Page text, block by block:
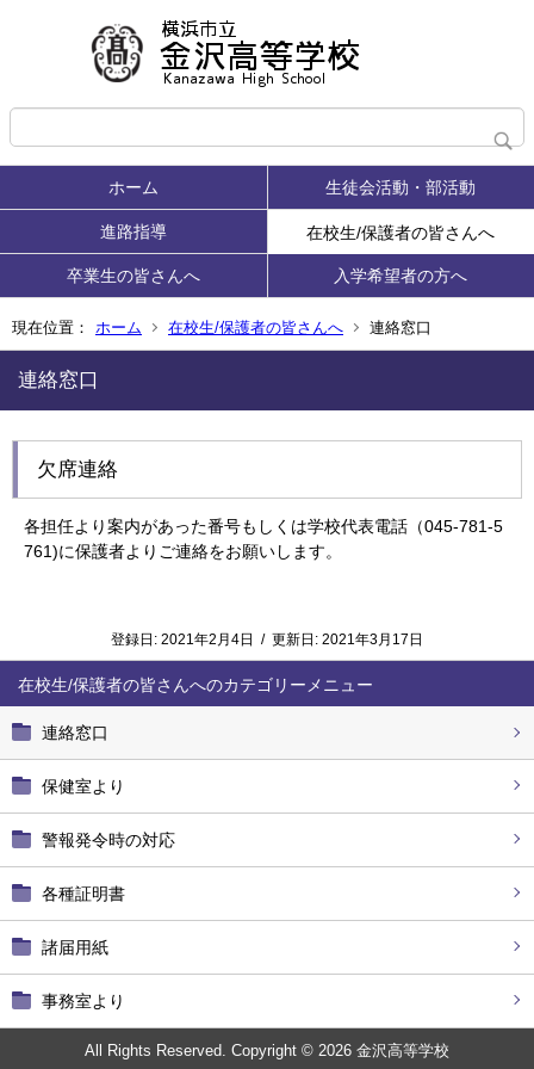
ホーム 生徒会活動・部活動
進路指導 在校生/保護者の皆さんへ
卒業生の皆さんへ 入学希望者の方へ
現在位置： ホーム 在校生/保護者の皆さんへ 連絡窓口
在校生/保護者の皆さんへ
連絡窓口
保健室より
警報発令時の対応
各種証明書
諸届用紙
事務室より
連絡窓口
欠席連絡
各担任より案内があった番号もしくは学校代表電話（045-781-5
761)に保護者よりご連絡をお願いします。
登録日: 2021年2月4日 / 更新日: 2021年3月17日
All Rights Reserved. Copyright © 2026 金沢高等学校